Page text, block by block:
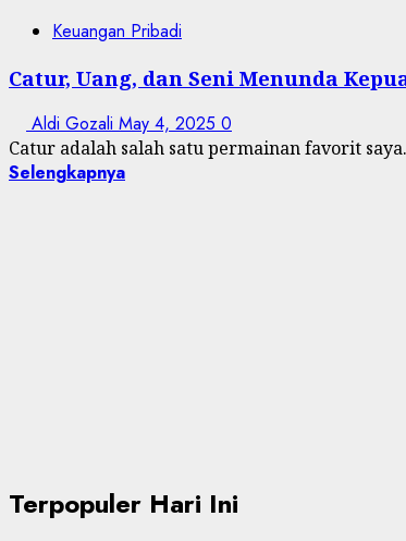
Keuangan Pribadi
Catur, Uang, dan Seni Menunda
Aldi Gozali May 4, 2025 0
Catur adalah salah satu permainan favorit
Selengkapnya
Terpopuler Hari Ini